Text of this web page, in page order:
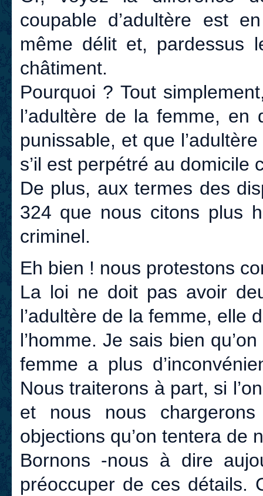
coupable d’adultère est
même délit et, pardessus
châtiment.
Pourquoi ? Tout
l’adultère de la femme, en
punissable, et que
s’il est perpétré au domicile
De plus, aux termes des
324 que nous citons plus
criminel.
Eh bien ! nous protestons
La loi ne doit pas avoir
l’adultère de la femme, elle
l’homme. Je sais bien
femme a plus
Nous traiterons à part, si
et nous nous
objections qu’on tentera de
Bornons -nous à dire
préoccuper de ces détails.